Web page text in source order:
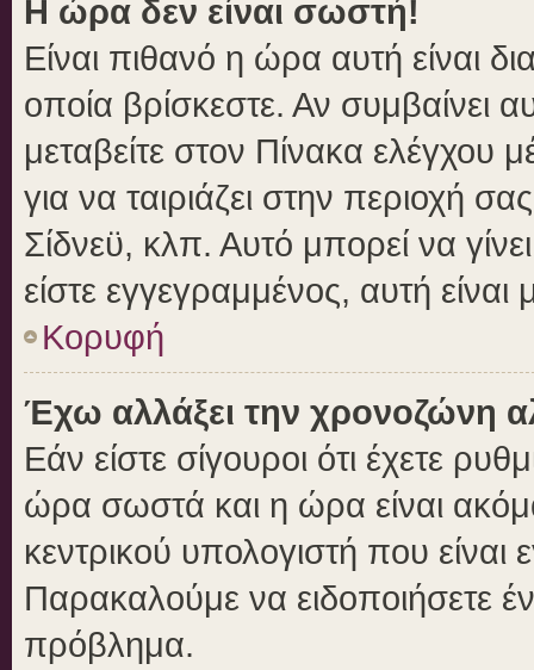
Η ώρα δεν είναι σωστή!
Είναι πιθανό η ώρα αυτή είναι
οποία βρίσκεστε. Αν συμβαίνει
μεταβείτε στον Πίνακα ελέγχου
για να ταιριάζει στην περιοχή
Σίδνεϋ, κλπ. Αυτό μπορεί να
είστε εγγεγραμμένος, αυτή είναι
Κορυφή
Έχω αλλάξει την χρονοζώνη
Εάν είστε σίγουροι ότι έχετε
ώρα σωστά και η ώρα είναι
κεντρικού υπολογιστή που
Παρακαλούμε να ειδοποιήσετε
πρόβλημα.